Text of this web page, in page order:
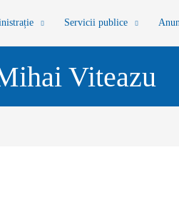
Servicii publice
Viteazu